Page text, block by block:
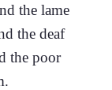
the lame
the deaf
the poor